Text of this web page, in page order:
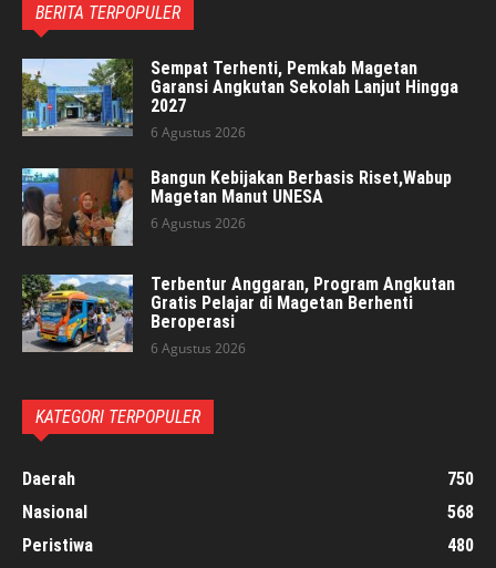
BERITA TERPOPULER
Sempat Terhenti, Pemkab Magetan
Garansi Angkutan Sekolah Lanjut Hingga
2027
6 Agustus 2026
Bangun Kebijakan Berbasis Riset,Wabup
Magetan Manut UNESA
6 Agustus 2026
Terbentur Anggaran, Program Angkutan
Gratis Pelajar di Magetan Berhenti
Beroperasi
6 Agustus 2026
KATEGORI TERPOPULER
Daerah
750
Nasional
568
Peristiwa
480